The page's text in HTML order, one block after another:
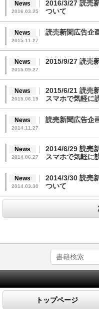
2016/3/27 読売
ついて
News
2016.03.25
読売新聞広告企
News
2015.11.27
2015/9/27 読売
News
2015.09.27
2015/6/21 読売
スマホで気軽に
News
2015.06.19
読売新聞広告企
News
2014.11.27
2014/6/29 読売
スマホで気軽に
News
2014.06.27
2014/3/30 読売
ついて
News
2014.03.30
トップページ